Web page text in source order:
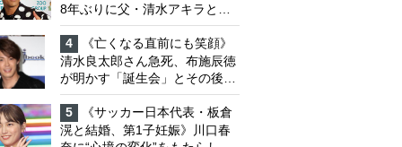
8年ぶりに父・清水アキラと共
演、本格的な活動再開に向かっ
ていたが…周囲が懸念していた
「不安定なところ」
4
《亡くなる直前にも笑顔》
清水良太郎さん急死、布施辰徳
が明かす「誕生会」とその後の
メッセージ
5
《サッカー日本代表・板倉
滉と結婚、第1子妊娠》川口春